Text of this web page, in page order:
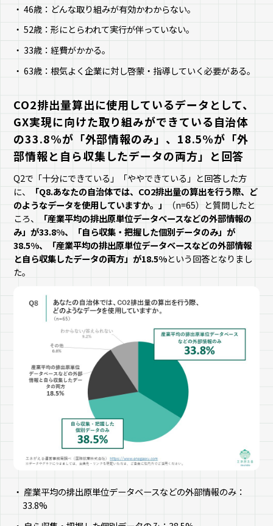
46歳：どんな取り組みが有効かわからない。
52歳：形にとらわれて実行が伴っていない。
33歳：経費がかかる。
63歳：根気よく企業に対し啓蒙・指導していく必要がある。
CO2排出量算出に使用しているデータとして、
GX実現に向けた取り組みができている自治体
の33.8%が「外部情報のみ」、18.5%が「外
部情報と自ら収集したデータの両方」と回答
Q2で「十分にできている」「ややできている」と回答した方
に、
「Q8.あなたの自治体では、CO2排出量の算出を行う際、ど
のようなデータを使用していますか。」
（n=65）と質問したと
ころ、
「産業平均の排出原単位データベースなどの外部情報の
み」が33.8%、「自ら収集・把握した個別データのみ」が
38.5%、「産業平均の排出原単位データベースなどの外部情報
と自ら収集したデータの両方」が18.5%という回答となりまし
た。
産業平均の排出原単位データベースなどの外部情報のみ：
33.8%